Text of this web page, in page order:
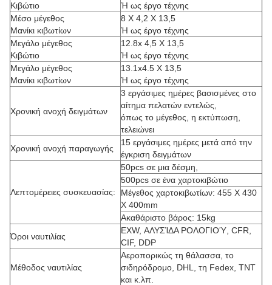
Κιβώτιο
Ή ως έργο τέχνης
Μέσο μέγεθος
Μανίκι κιβωτίων
8 X 4,2 X 13,5
Ή ως έργο τέχνης
Μεγάλο μέγεθος
Κιβώτιο
12.8x 4,5 X 13,5
Ή ως έργο τέχνης
Μεγάλο μέγεθος
Μανίκι κιβωτίων
13.1x4.5 Χ 13,5
Ή ως έργο τέχνης
Χρονική ανοχή δειγμάτων
3 εργάσιμες ημέρες βασισμένες στο
αίτημα πελατών εντελώς,
όπως το μέγεθος, η εκτύπωση,
τελειώνει
Χρονική ανοχή παραγωγής
15 εργάσιμες ημέρες μετά από την
έγκριση δειγμάτων
Λεπτομέρειες συσκευασίας:
50pcs σε μια δέσμη,
500pcs σε ένα χαρτοκιβώτιο
Μέγεθος χαρτοκιβωτίων: 455 X 430
X 400mm
Ακαθάριστο βάρος: 15kg
Όροι ναυτιλίας
EXW, ΑΛΥΣΊΔΑ ΡΟΛΟΓΙΟΎ, CFR,
CIF, DDP
Μέθοδος ναυτιλίας
Αεροπορικώς τη θάλασσα, το
σιδηρόδρομο, DHL, τη Fedex, TNT
και κ.λπ.